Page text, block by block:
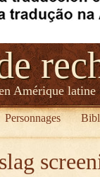
Amérique latine
Personnages
slag